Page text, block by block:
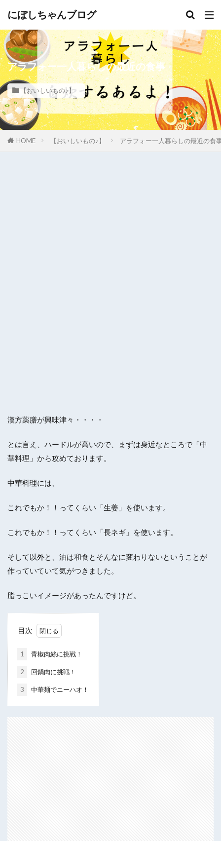
にぼしちゃんブログ
アラフォー一人暮らしの最近の食事
【おいしいもの♪】
HOME 【おいしいもの♪】 アラフォー一人暮らしの最近の食
漢方薬膳が興味津々・・・・
とは言え、ハードルが高いので、まずは身近なところで「中
華料理」から攻めております。
中華料理には、
これでもか！！ってくらい「生姜」を使います。
これでもか！！ってくらい「長ネギ」を使います。
そして以外と、油は和食とそんなに変わりないということが
作っていていて気がつきました。
脂っこいイメージがあったんですけど。
目次
1 青椒肉絲に挑戦！
2 回鍋肉に挑戦！
3 中華麺でニーハオ！